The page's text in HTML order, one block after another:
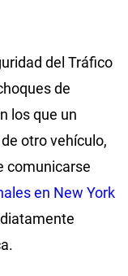
del Tráfico
de
los que un
otro vehículo,
comunicarse
en New York